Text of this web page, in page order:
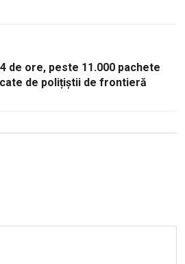
de ore, peste 11.000 pachete
de polițiștii de frontieră